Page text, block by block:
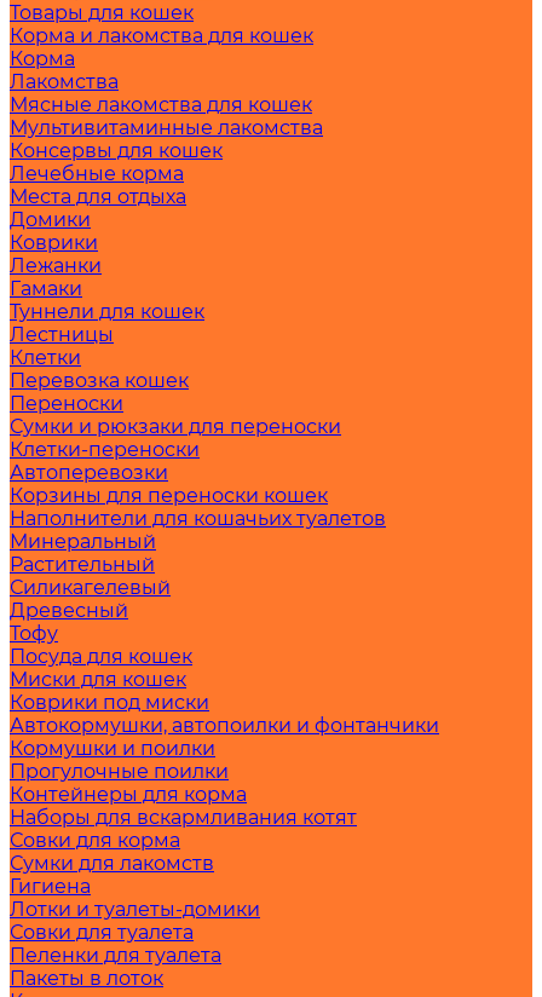
Товары для кошек
Корма и лакомства для кошек
Корма
Лакомства
Мясные лакомства для кошек
Мультивитаминные лакомства
Консервы для кошек
Лечебные корма
Места для отдыха
Домики
Коврики
Лежанки
Гамаки
Туннели для кошек
Лестницы
Клетки
Перевозка кошек
Переноски
Сумки и рюкзаки для переноски
Клетки-переноски
Автоперевозки
Корзины для переноски кошек
Наполнители для кошачьих туалетов
Минеральный
Растительный
Силикагелевый
Древесный
Тофу
Посуда для кошек
Миски для кошек
Коврики под миски
Автокормушки, автопоилки и фонтанчики
Кормушки и поилки
Прогулочные поилки
Контейнеры для корма
Наборы для вскармливания котят
Совки для корма
Сумки для лакомств
Гигиена
Лотки и туалеты-домики
Совки для туалета
Пеленки для туалета
Пакеты в лоток